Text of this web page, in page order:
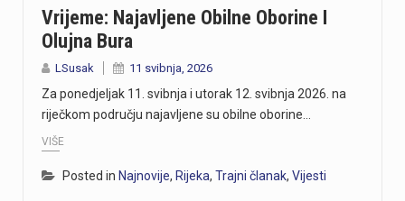
Vrijeme: Najavljene Obilne Oborine I
Olujna Bura
LSusak 11 svibnja, 2026
Za ponedjeljak 11. svibnja i utorak 12. svibnja 2026. na
riječkom području najavljene su obilne oborine…
VIŠE
Posted in Najnovije, Rijeka, Trajni članak, Vijesti